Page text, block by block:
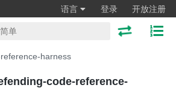
语言 登录 开放注册
harness
code-reference-